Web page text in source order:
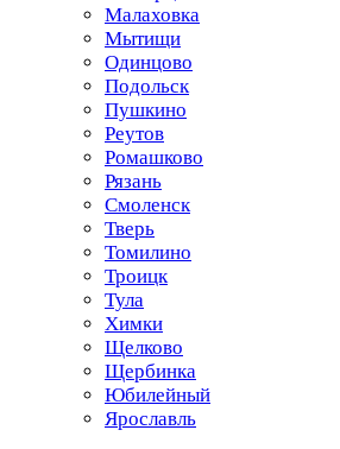
Малаховка
Мытищи
Одинцово
Подольск
Пушкино
Реутов
Ромашково
Рязань
Смоленск
Тверь
Томилино
Троицк
Тула
Химки
Щелково
Щербинка
Юбилейный
Ярославль